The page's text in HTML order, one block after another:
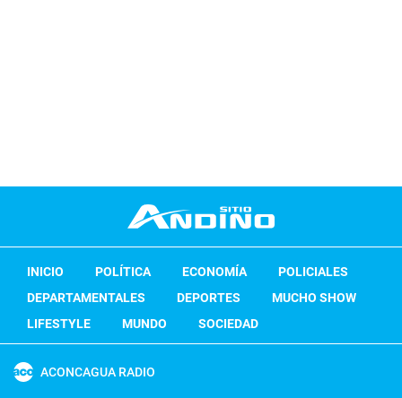
INICIO POLÍTICA ECONOMÍA
POLICIALES
DEPARTAMENTALES
DEPORTES
MUCHO SHOW
LIFESTYLE
MUNDO SOCIEDAD
ACONCAGUA RADIO